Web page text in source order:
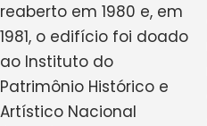
reaberto em 1980 e, em
1981, o edifício foi doado
ao Instituto do
Patrimônio Histórico e
Artístico Nacional